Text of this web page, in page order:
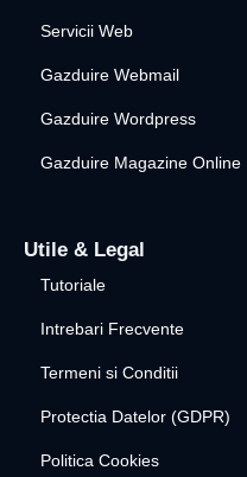
Servicii Web
Gazduire Webmail
Gazduire Wordpress
Gazduire Magazine Online
Utile & Legal
Tutoriale
Intrebari Frecvente
Termeni si Conditii
Protectia Datelor (GDPR)
Politica Cookies